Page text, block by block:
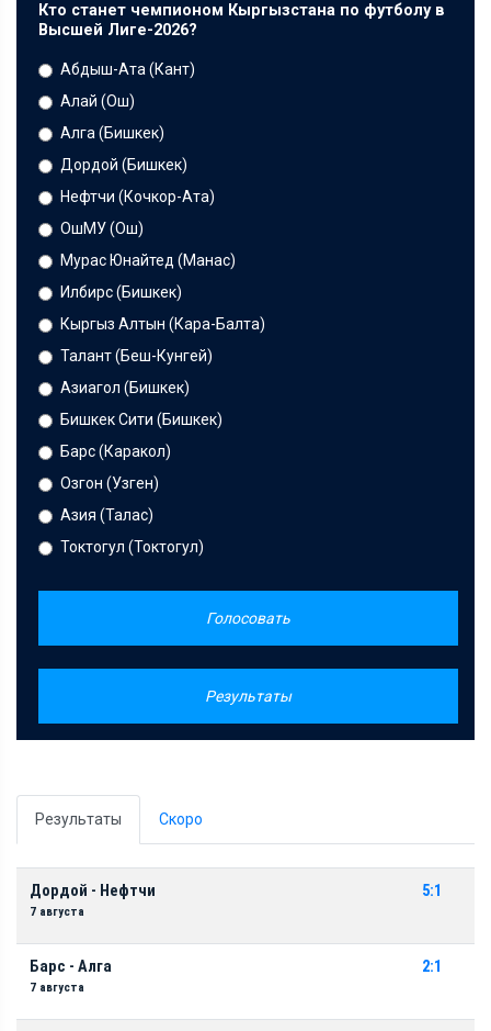
Кто станет чемпионом Кыргызстана по футболу в
Высшей Лиге-2026?
Абдыш-Ата (Кант)
Алай (Ош)
Алга (Бишкек)
Дордой (Бишкек)
Нефтчи (Кочкор-Ата)
ОшМУ (Ош)
Мурас Юнайтед (Манас)
Илбирс (Бишкек)
Кыргыз Алтын (Кара-Балта)
Талант (Беш-Кунгей)
Азиагол (Бишкек)
Бишкек Сити (Бишкек)
Барс (Каракол)
Озгон (Узген)
Азия (Талас)
Токтогул (Токтогул)
Голосовать
Результаты
Результаты Скоро
Дордой - Нефтчи
7 августа
5:1
Барс - Алга
7 августа
2:1